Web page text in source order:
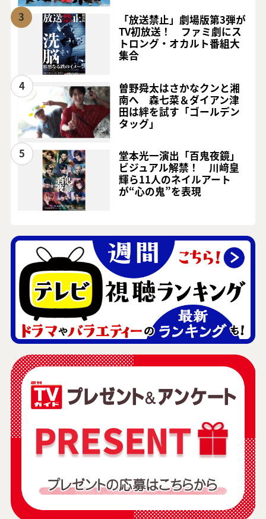
3
「放送禁止」劇場版第3弾が
TV初放送！ ファミ劇にス
トロング・オカルト番組大
集合
4
曽野舜太はさかなクンと湘
南へ 森七菜＆ダイアン津
田は絆を試す「ゴールデン
タッグ」
5
堂本光一演出「百鬼夜鏡」
ビジュアル解禁！ 川﨑皇
輝ら11人のネイルアート
が“心の鬼”を表現